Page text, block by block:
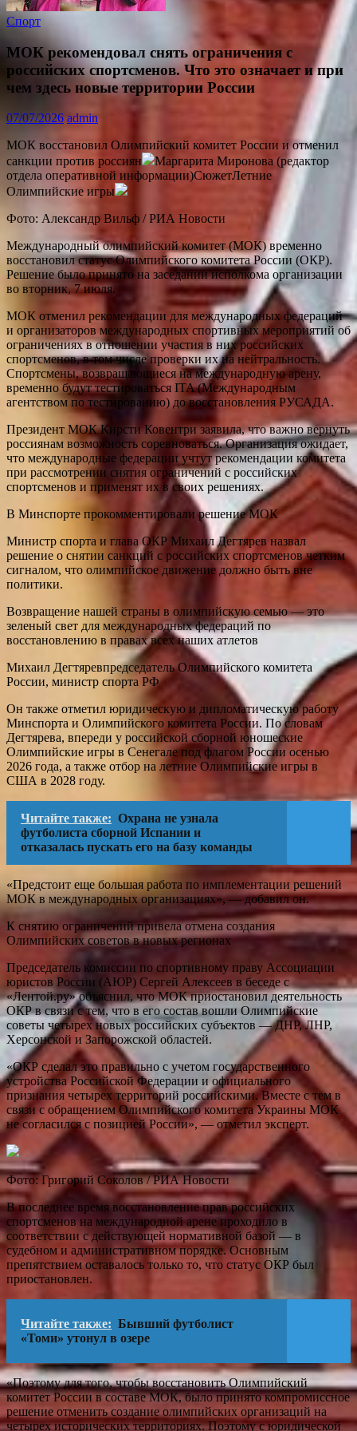
Спорт
МОК рекомендовал снять ограничения с
российских спортсменов. Что это означает и при
чем здесь новые территории России
07/07/2026 admin
МОК восстановил Олимпийский комитет России и отменил
санкции против россиян
Маргарита Миронова (редактор
отдела оперативной информации)СюжетЛетние
Олимпийские игры
Фото: Александр Вильф / РИА Новости
Международный олимпийский комитет (МОК) временно
восстановил статус Олимпийского комитета России (ОКР).
Решение было принято на заседании исполкома организации
во вторник, 7 июля.
МОК отменил рекомендации для международных федераций
и организаторов международных спортивных мероприятий об
ограничениях в отношении участия в них российских
спортсменов, в том числе проверки их на нейтральность.
Спортсмены, возвращающиеся на международную арену,
временно будут тестироваться ITA (Международным
агентством по тестированию) до восстановления РУСАДА.
Президент МОК Кирсти Ковентри заявила, что важно вернуть
россиянам возможность соревноваться. Организация ожидает,
что международные федерации учтут рекомендации комитета
при рассмотрении снятия ограничений с российских
спортсменов и применят их в своих решениях.
В Минспорте прокомментировали решение МОК
Министр спорта и глава ОКР Михаил Дегтярев назвал
решение о снятии санкций с российских спортсменов четким
сигналом, что олимпийское движение должно быть вне
политики.
Возвращение нашей страны в олимпийскую семью — это
зеленый свет для международных федераций по
восстановлению в правах всех наших атлетов
Михаил Дегтяревпредседатель Олимпийского комитета
России, министр спорта РФ
Он также отметил юридическую и дипломатическую работу
Минспорта и Олимпийского комитета России. По словам
Дегтярева, впереди у российской сборной юношеские
Олимпийские игры в Сенегале под флагом России осенью
2026 года, а также отбор на летние Олимпийские игры в
США в 2028 году.
Читайте также: Охрана не узнала
футболиста сборной Испании и
отказалась пускать его на базу команды
«Предстоит еще большая работа по имплементации решений
МОК в международных организациях», — добавил он.
К снятию ограничений привела отмена создания
Олимпийских советов в новых регионах
Председатель комиссии по спортивному праву Ассоциации
юристов России (АЮР) Сергей Алексеев в беседе с
«Лентой.ру» объяснил, что МОК приостановил деятельность
ОКР в связи с тем, что в его состав вошли Олимпийские
советы четырех новых российских субъектов — ДНР, ЛНР,
Херсонской и Запорожской областей.
«ОКР сделал это правильно с учетом государственного
устройства Российской Федерации и официального
признания четырех территорий российскими. Вместе с тем в
связи с обращением Олимпийского комитета Украины МОК
не согласился с позицией России», — отметил эксперт.
Фото: Григорий Соколов / РИА Новости
В последнее время восстановление прав российских
спортсменов на международной арене проходило в
соответствии с действующей нормативной базой — в
судебном и административном порядке. Основным
препятствием оставалось только то, что статус ОКР был
приостановлен.
Читайте также: Бывший футболист
«Томи» утонул в озере
«Поэтому для того, чтобы восстановить Олимпийский
комитет России в составе МОК, было принято компромиссное
решение отменить создание олимпийских организаций на
четырех исторических территориях. Поэтому с юридической